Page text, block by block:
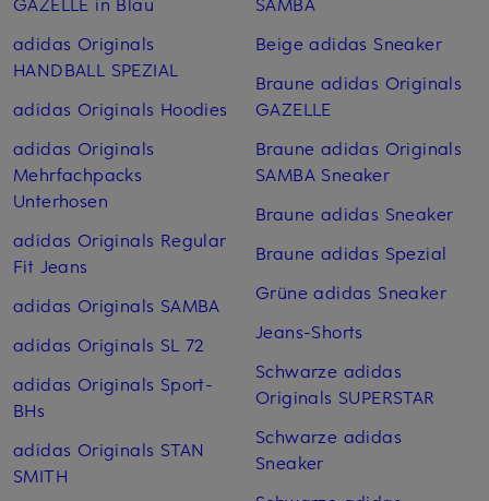
adidas Originals
HANDBALL SPEZIAL
adidas Originals Hoodies
adidas Originals
Mehrfachpacks
Unterhosen
adidas Originals Regular
Fit Jeans
adidas Originals SAMBA
adidas Originals SL 72
adidas Originals Sport-
BHs
adidas Originals STAN
SMITH
Beige adidas Sneaker
Braune adidas Originals
GAZELLE
Braune adidas Originals
SAMBA Sneaker
Braune adidas Sneaker
Braune adidas Spezial
Grüne adidas Sneaker
Jeans-Shorts
Schwarze adidas
Originals SUPERSTAR
Schwarze adidas
Sneaker